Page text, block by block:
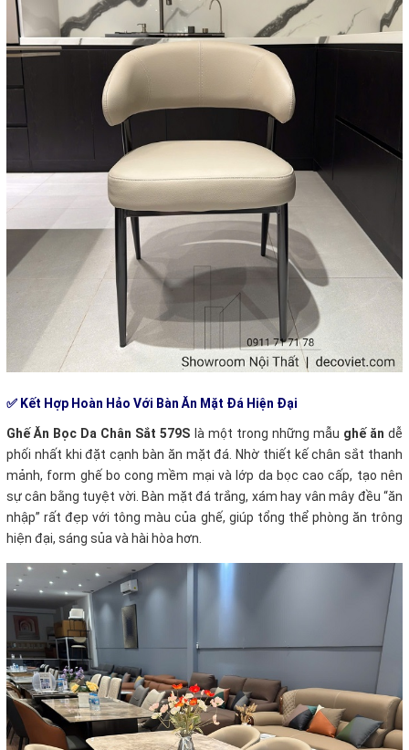
✅ Kết Hợp Hoàn Hảo Với Bàn Ăn Mặt Đá Hiện Đại
Ghế Ăn Bọc Da Chân Sắt 579S là một trong những mẫu ghế ăn dễ
phối nhất khi đặt cạnh bàn ăn mặt đá. Nhờ thiết kế chân sắt thanh
mảnh, form ghế bo cong mềm mại và lớp da bọc cao cấp, tạo nên
sự cân bằng tuyệt vời. Bàn mặt đá trắng, xám hay vân mây đều “ăn
nhập” rất đẹp với tông màu của ghế, giúp tổng thể phòng ăn trông
hiện đại, sáng sủa và hài hòa hơn.